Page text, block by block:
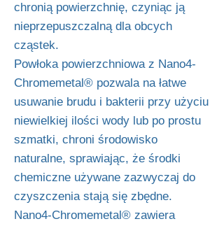
chronią powierzchnię, czyniąc ją
nieprzepuszczalną dla obcych
cząstek.
Powłoka powierzchniowa z Nano4-
Chromemetal® pozwala na łatwe
usuwanie brudu i bakterii przy użyciu
niewielkiej ilości wody lub po prostu
szmatki, chroni środowisko
naturalne, sprawiając, że środki
chemiczne używane zazwyczaj do
czyszczenia stają się zbędne.
Nano4-Chromemetal® zawiera